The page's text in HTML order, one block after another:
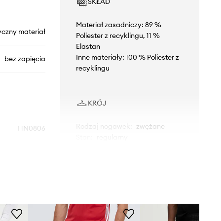
materiał
bez zapięcia
HN0806
Materiał zasadniczy: 89 %
Poliester z recyklingu, 11 %
Elastan
Inne materiały: 100 % Poliester z
recyklingu
KRÓJ
Rodzaj nogawek
zwężane
wzrostu i ma na sobie rozmiar M.